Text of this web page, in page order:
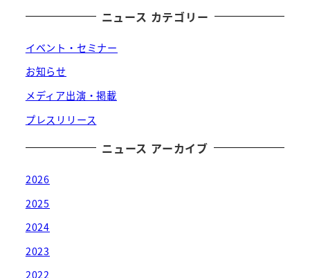
ニュース カテゴリー
イベント・セミナー
お知らせ
メディア出演・掲載
プレスリリース
ニュース アーカイブ
2026
2025
2024
2023
2022